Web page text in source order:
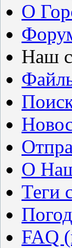
О
Наш
О
Теги
FAQ